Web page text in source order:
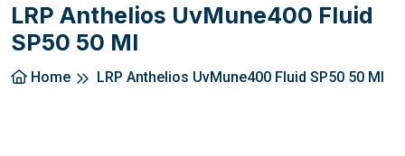
LRP Anthelios UvMune400 Fluid
SP50 50 Ml
Home LRP Anthelios UvMune400 Fluid SP50 50 Ml